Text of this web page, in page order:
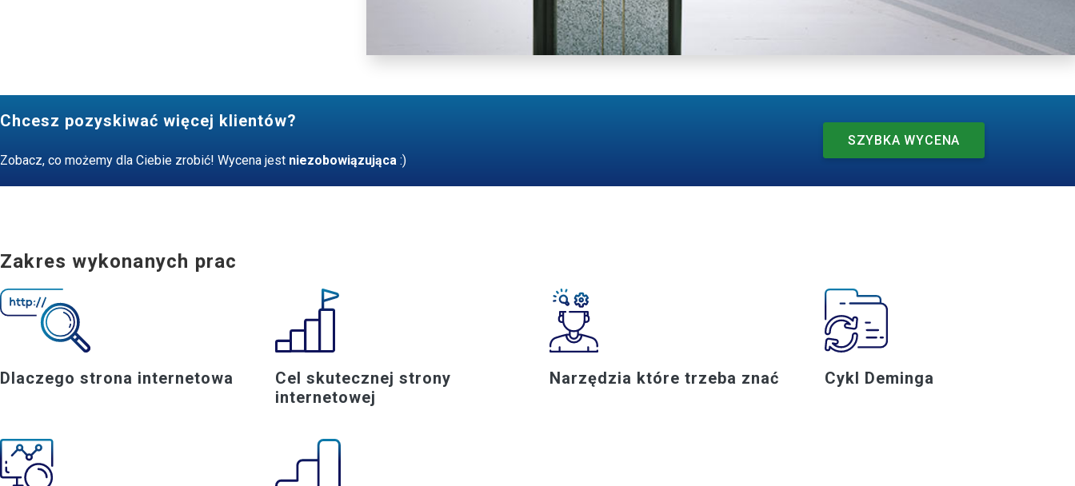
Chcesz pozyskiwać więcej klientów?
Zobacz, co możemy dla Ciebie zrobić! Wycena jest niezobowiązująca :)
SZYBKA WYCENA
Zakres wykonanych prac
Dlaczego strona internetowa
Cel skutecznej strony
internetowej
Narzędzia które trzeba znać Cykl Deminga